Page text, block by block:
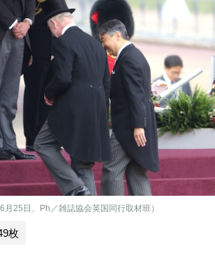
25日、Ph／雑誌協会英国同行取材班）
枚